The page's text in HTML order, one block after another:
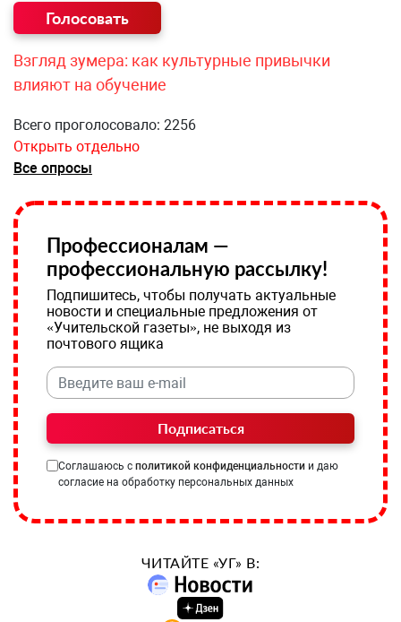
Взгляд зумера: как культурные привычки
влияют на обучение
Всего проголосовало: 2256
Открыть отдельно
Все опросы
Профессионалам —
профессиональную рассылку!
Подпишитесь, чтобы получать актуальные
новости и специальные предложения от
«Учительской газеты», не выходя из
почтового ящика
Подписаться
Соглашаюсь с политикой конфиденциальности и даю
согласие на обработку персональных данных
ЧИТАЙТЕ «УГ» В: